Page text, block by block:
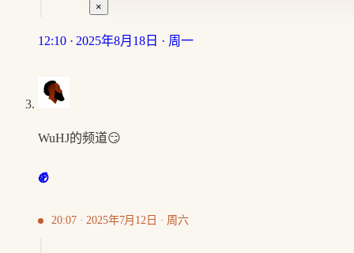
×
12:10 · 2025年8月18日 · 周一
WuHJ的频道😏
✊
20:07 · 2025年7月12日 · 周六